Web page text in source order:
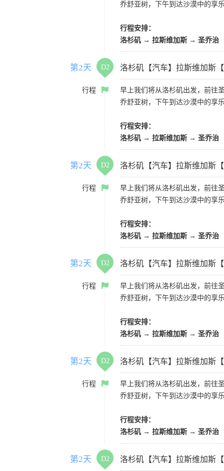
乔舒亚树，下午到达沙漠中的享
行程安排：
洛杉矶 → 拉斯维加斯 → 圣乔治
第2天 D2 洛杉矶【汽车】拉斯维加斯
行程
早上我们将从洛杉矶出发，前往
乔舒亚树，下午到达沙漠中的享
行程安排：
洛杉矶 → 拉斯维加斯 → 圣乔治
第2天 D2 洛杉矶【汽车】拉斯维加斯
行程
早上我们将从洛杉矶出发，前往
乔舒亚树，下午到达沙漠中的享
行程安排：
洛杉矶 → 拉斯维加斯 → 圣乔治
第2天 D2 洛杉矶【汽车】拉斯维加斯
行程
早上我们将从洛杉矶出发，前往
乔舒亚树，下午到达沙漠中的享
行程安排：
洛杉矶 → 拉斯维加斯 → 圣乔治
第2天 D2 洛杉矶【汽车】拉斯维加斯
行程
早上我们将从洛杉矶出发，前往
乔舒亚树，下午到达沙漠中的享
行程安排：
洛杉矶 → 拉斯维加斯 → 圣乔治
第2天 D2 洛杉矶【汽车】拉斯维加斯